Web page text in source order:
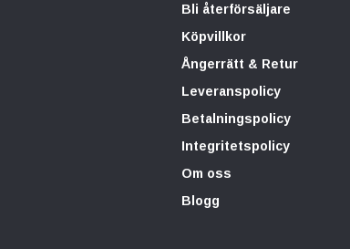
Bli återförsäljare
Köpvillkor
Ångerrätt & Retur
Leveranspolicy
Betalningspolicy
Integritetspolicy
Om oss
Blogg